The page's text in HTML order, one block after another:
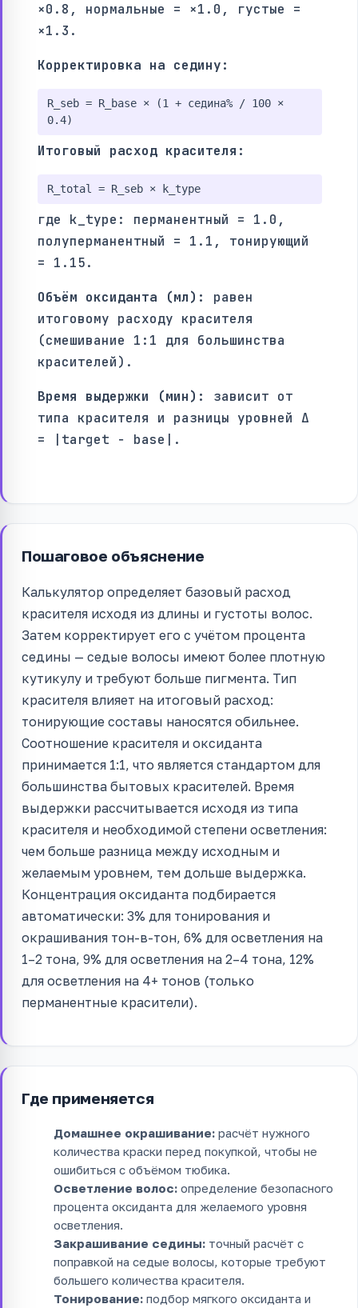
×0.8, нормальные = ×1.0, густые =
×1.3.
Корректировка на седину:
R_seb = R_base × (1 + седина% / 100 ×
0.4)
Итоговый расход красителя:
R_total = R_seb × k_type
где k_type: перманентный = 1.0,
полуперманентный = 1.1, тонирующий
= 1.15.
Объём оксиданта (мл):
равен
итоговому расходу красителя
(смешивание 1:1 для большинства
красителей).
Время выдержки (мин):
зависит от
типа красителя и разницы уровней Δ
= |target − base|.
Пошаговое объяснение
Калькулятор определяет базовый расход
красителя исходя из длины и густоты волос.
Затем корректирует его с учётом процента
седины — седые волосы имеют более плотную
кутикулу и требуют больше пигмента. Тип
красителя влияет на итоговый расход:
тонирующие составы наносятся обильнее.
Соотношение красителя и оксиданта
принимается 1:1, что является стандартом для
большинства бытовых красителей. Время
выдержки рассчитывается исходя из типа
красителя и необходимой степени осветления:
чем больше разница между исходным и
желаемым уровнем, тем дольше выдержка.
Концентрация оксиданта подбирается
автоматически: 3% для тонирования и
окрашивания тон-в-тон, 6% для осветления на
1–2 тона, 9% для осветления на 2–4 тона, 12%
для осветления на 4+ тонов (только
перманентные красители).
Где применяется
Домашнее окрашивание: расчёт нужного
количества краски перед покупкой, чтобы не
ошибиться с объёмом тюбика.
Осветление волос: определение безопасного
процента оксиданта для желаемого уровня
осветления.
Закрашивание седины: точный расчёт с
поправкой на седые волосы, которые требуют
большего количества красителя.
Тонирование: подбор мягкого оксиданта и